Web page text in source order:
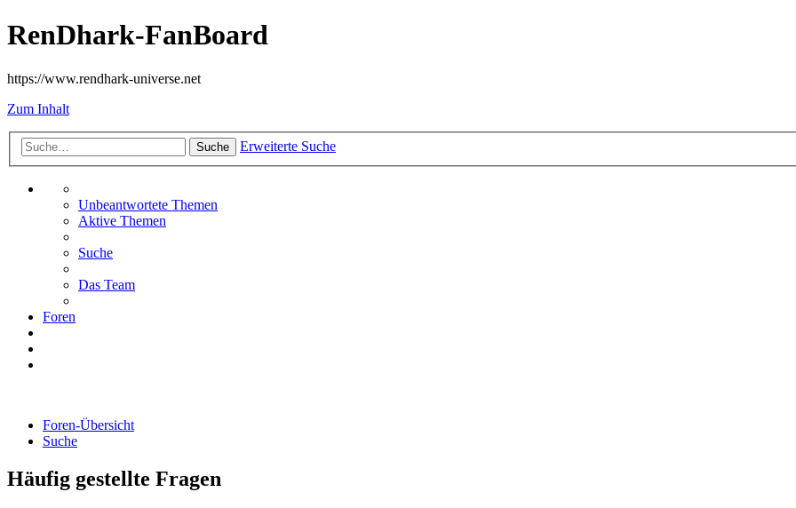
RenDhark-FanBoard
https://www.rendhark-universe.net
Zum Inhalt
Suche Erweiterte Suche
Unbeantwortete Themen
Aktive Themen
Suche
Das Team
Foren
Foren-Übersicht
Suche
Häufig gestellte Fragen